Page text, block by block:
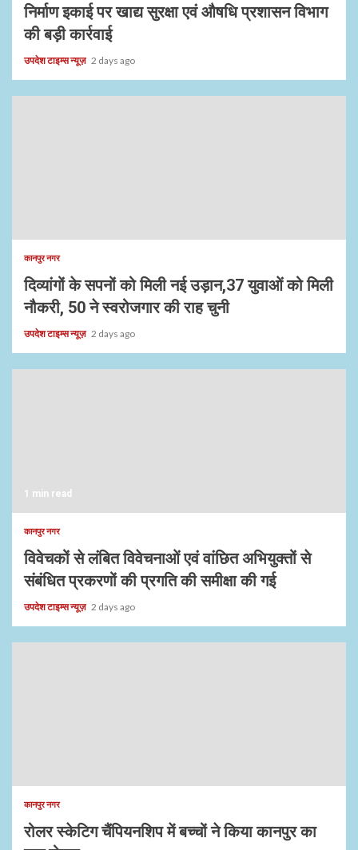
निर्माण इकाई पर खाद्य सुरक्षा एवं औषधि प्रशासन विभाग
की बड़ी कार्रवाई
उपदेश टाइम्स न्यूज़ 2 days ago
कानपुर नगर
दिव्यांगों के सपनों को मिली नई उड़ान,37 युवाओं को मिली
नौकरी, 50 ने स्वरोजगार की राह चुनी
उपदेश टाइम्स न्यूज़ 2 days ago
1 min read
कानपुर नगर
विवेचकों से लंबित विवेचनाओं एवं वांछित अभियुक्तों से
संबंधित प्रकरणों की प्रगति की समीक्षा की गई
उपदेश टाइम्स न्यूज़ 2 days ago
कानपुर नगर
रोलर स्केटिग चैंपियनशिप में बच्चों ने किया कानपुर का